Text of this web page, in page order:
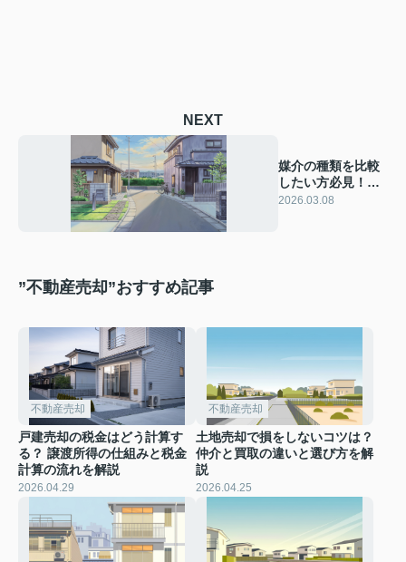
NEXT
媒介の種類を比較
したい方必見！専
任媒介と一般媒介
2026.03.08
”不動産売却”おすすめ記事
不動産売却
戸建売却の税金はどう計算す
る？ 譲渡所得の仕組みと税金
計算の流れを解説
2026.04.29
不動産売却
土地売却で損をしないコツは？
仲介と買取の違いと選び方を解
説
2026.04.25